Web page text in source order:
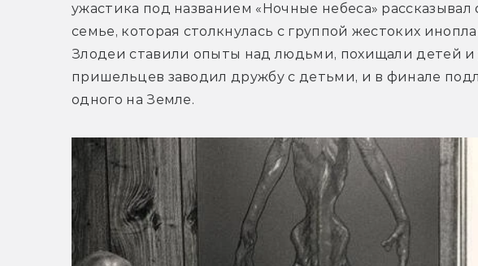
ужастика под названием «Ночные небеса»
семье, которая столкнулась с группой жестоких
Злодеи ставили опыты над людьми, похищали детей
пришельцев заводил дружбу с детьми, и в финале
одного на Земле.